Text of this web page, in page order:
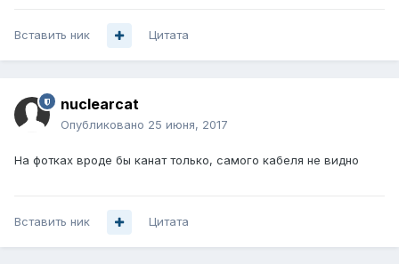
Вставить ник Цитата
nuclearcat
Опубликовано 25 июня, 2017
На фотках вроде бы канат только, самого кабеля не видно
Вставить ник Цитата